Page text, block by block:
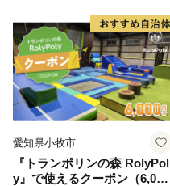
愛知県小牧市
『トランポリンの森 RolyPol
y』で使えるクーポン（6,000